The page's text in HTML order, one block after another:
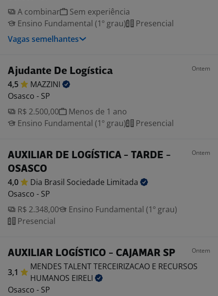
A combinar
Sem experiência
Ensino Fundamental (1º grau)
Presencial
Vagas semelhantes
Ajudante De Logística Ontem
4,5
MAZZINI
Osasco - SP
R$ 2.500,00
Menos de 1 ano
Ensino Fundamental (1º grau)
Presencial
AUXILIAR DE LOGÍSTICA - TARDE -
OSASCO
Ontem
4,0 Dia Brasil Sociedade Limitada
Osasco - SP
R$ 2.348,00
Ensino Fundamental (1º grau)
Presencial
AUXILIAR LOGÍSTICO - CAJAMAR SP Ontem
3,1
MENDES TALENT TERCEIRIZACAO E RECURSOS
HUMANOS EIRELI
Osasco - SP